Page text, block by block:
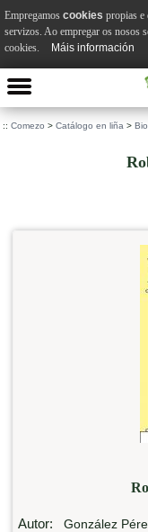
:: Comezo > Catálogo en liña >
Autor: González
Empregamos cookies propias e
servizos. Ao empregar os nosos
cookies.
Máis información